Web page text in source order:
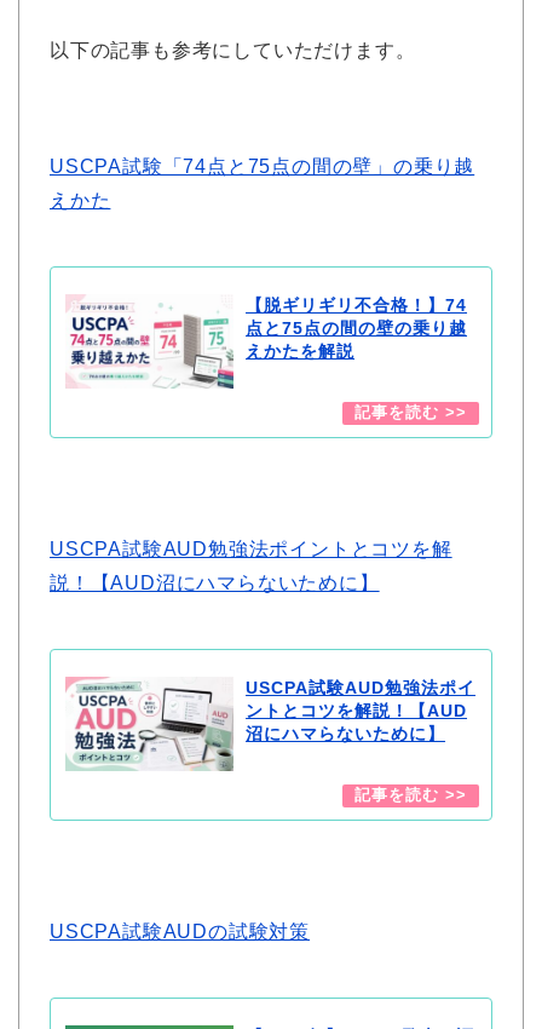
以下の記事も参考にしていただけます。
USCPA試験「74点と75点の間の壁」の乗り越
えかた
【脱ギリギリ不合格！】74
点と75点の間の壁の乗り越
えかたを解説
USCPA試験AUD勉強法ポイントとコツを解
説！【AUD沼にハマらないために】
USCPA試験AUD勉強法ポイ
ントとコツを解説！【AUD
沼にハマらないために】
USCPA試験AUDの試験対策